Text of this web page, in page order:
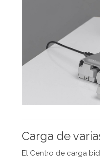
Carga de
El Centro de carga